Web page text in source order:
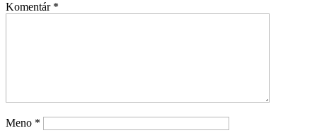
Komentár *
Meno *